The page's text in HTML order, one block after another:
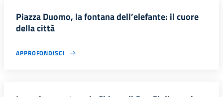
Piazza Duomo, la fontana dell’elefante: il cuore
della città
APPROFONDISCI